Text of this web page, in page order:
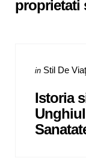
proprietati
Categories
Posted
in Stil De
Istoria